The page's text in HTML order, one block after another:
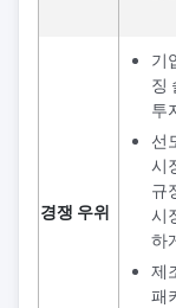
경쟁 우위
기
징
투
선
시
규
시
하
제
패